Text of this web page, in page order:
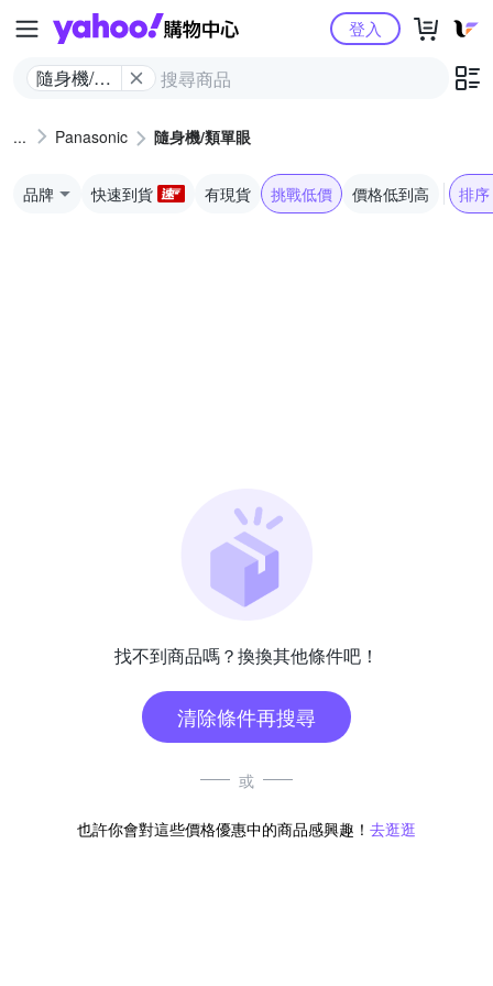
Yahoo購物中心
隨身機/類
登入
Panasonic 隨身機/類單眼
品牌 快速到貨 有現貨 挑戰低價 價格低到高 排序
找不到商品嗎？換換其他條件吧！
清除條件再搜尋
或
也許你會對這些價格優惠中的商品感興趣！ 去逛逛